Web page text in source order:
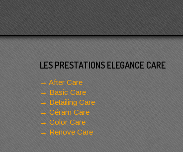
LES PRESTATIONS ELEGANCE CARE
After Care
Basic Care
Detailing Care
Céram Care
Color Care
Renove Care